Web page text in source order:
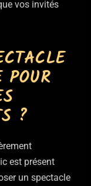
vos invités
?
est présent
un spectacle